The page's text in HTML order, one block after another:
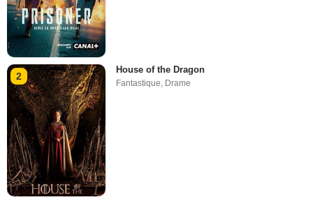
2
House of the Dragon
Fantastique, Drame